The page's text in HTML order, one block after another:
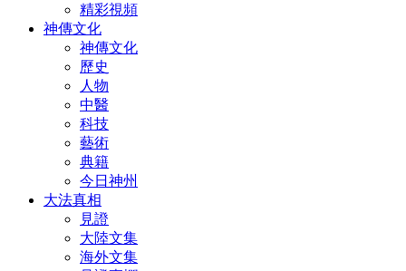
精彩視頻
神傳文化
神傳文化
歷史
人物
中醫
科技
藝術
典籍
今日神州
大法真相
見證
大陸文集
海外文集